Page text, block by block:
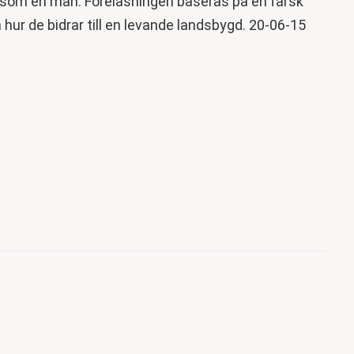
de bidrar till en levande landsbygd. 20-06-15